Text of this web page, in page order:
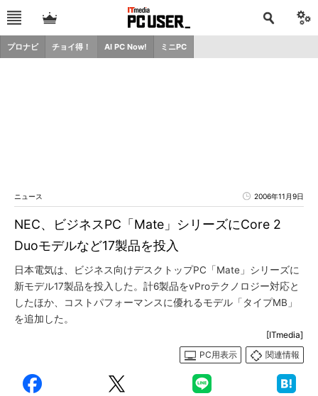
プロナビ チョイ得！ AI PC Now! ミニPC
ニュース 2006年11月9日
NEC、ビジネスPC「Mate」シリーズにCore 2
Duoモデルなど17製品を投入
日本電気は、ビジネス向けデスクトップPC「Mate」シリーズに
新モデル17製品を投入した。計6製品をvProテクノロジー対応と
したほか、コストパフォーマンスに優れるモデル「タイプMB」
を追加した。
[ITmedia]
PC用表示
関連情報